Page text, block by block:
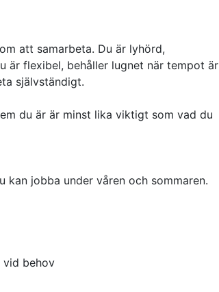
att samarbeta. Du är lyhörd,
är flexibel, behåller lugnet när tempot är
självständigt.
du är är minst lika viktigt som vad du
kan jobba under våren och sommaren.
vid behov